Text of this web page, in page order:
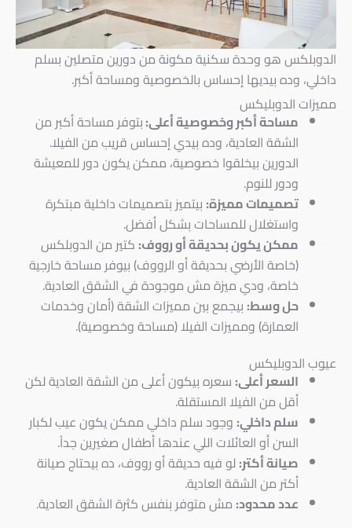
الدوبلكس هو وحدة سكنية مكونة من دورين متصلين بسلم
داخلي، وده بيديها إحساس بالخصوصية ومساحة أكبر.
مميزات الدوبليكس
مساحة أكبر وخصوصية أعلى:بتوفر مساحة أكبر من
الشقة العادية، وده بيدي إحساس قريب من الفيلا.
الدورين بيخلقوا خصوصية، ممكن يكون دور للمعيشة
ودور للنوم.
تصميمات مميزة: بيتميز بتصميمات داخلية مبتكرة
واستغلال للمساحات بشكل أفضل.
ممكن يكون بحديقة أو رووف: كتير من الدوبلكس
(خاصة الأرضي بحديقة أو الرووف) بيوفر مساحة خارجية
خاصة، ودي ميزة مش موجودة في الشقق العادية.
حل وسط: بيجمع بين مميزات الشقة (أمان وخدمات
العمارة) ومميزات الفيلا (مساحة وخصوصية).
عيوب الدوبليكس
السعر أعلى: سعره بيكون أعلى من الشقة العادية لكن
أقل من الفيلا المستقلة.
سلم داخلي: وجود سلم داخلي ممكن يكون عيب لكبار
السن أو العائلات اللي عندها أطفال صغيرين جداً.
صيانة أكتر: لو فيه حديقة أو رووف، ده بيحتاج صيانة
أكتر من الشقة العادية.
عدد محدود: مش متوفر بنفس كثرة الشقق العادية.